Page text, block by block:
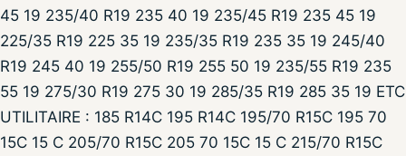
45 19 235/40 R19 235 40 19 235/45 R19 235 45 19
225/35 R19 225 35 19 235/35 R19 235 35 19 245/40
R19 245 40 19 255/50 R19 255 50 19 235/55 R19 235
55 19 275/30 R19 275 30 19 285/35 R19 285 35 19 ETC
UTILITAIRE : 185 R14C 195 R14C 195/70 R15C 195 70
15C 15 C 205/70 R15C 205 70 15C 15 C 215/70 R15C